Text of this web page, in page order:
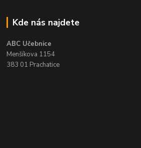
Kde nás najdete
ABC Učebnice
Menšíkova 1154
383 01 Prachatice